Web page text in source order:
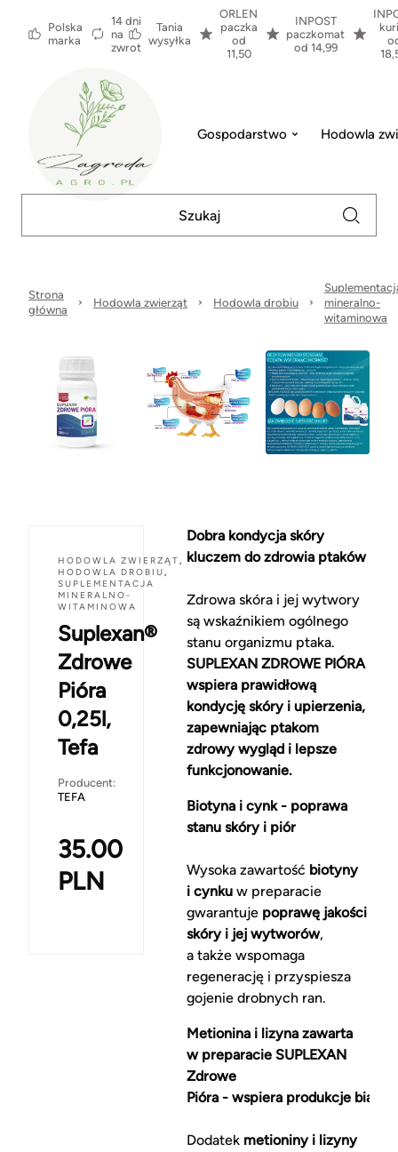
Polska
marka
14 dni
na
zwrot
Tania
wysyłka
ORLEN
paczka
od
11,50
INPOST
paczkomat
od 14,99
Gospodarstwo Hodowla
Strona
główna
Hodowla zwierząt Hodowla drobiu
mineralno-
witaminowa
HODOWLA ZWIERZĄT,
HODOWLA DROBIU,
SUPLEMENTACJA
MINERALNO-
WITAMINOWA
Suplexan®
Zdrowe
Pióra
0,25l,
Tefa
Producent:
TEFA
35.00
PLN
Dobra kondycja skóry
kluczem do zdrowia ptaków
Zdrowa skóra i jej wytwory
są wskaźnikiem ogólnego
stanu organizmu ptaka.
SUPLEXAN ZDROWE PIÓRA
wspiera prawidłową
kondycję skóry i upierzenia,
zapewniając ptakom
zdrowy wygląd i lepsze
funkcjonowanie.
Biotyna i cynk - poprawa
stanu skóry i piór
Wysoka zawartość biotyny
i cynkuw preparacie
gwarantuje poprawę jakości
skóry i jej wytworów,
a także wspomaga
regenerację i przyspiesza
gojenie drobnych ran.
Metionina i lizyna zawarta
w preparacie SUPLEXAN
Zdrowe
Pióra - wspiera produkcje białek
Dodatek metioniny i lizyny